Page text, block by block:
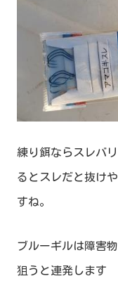
練り餌ならスレバ
るとスレだと抜け
すね。
ブルーギルは障害
狙うと連発します